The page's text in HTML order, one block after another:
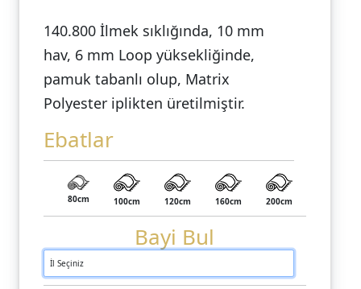
140.800 İlmek sıklığında, 10 mm
hav, 6 mm Loop yüksekliğinde,
pamuk tabanlı olup, Matrix
Polyester iplikten üretilmiştir.
Ebatlar
80cm 100cm 120cm 160cm 200cm
Bayi Bul